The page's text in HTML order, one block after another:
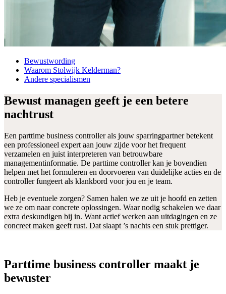
Bewustwording
Waarom Stolwijk Kelderman?
Andere specialismen
Bewust managen geeft je een betere
nachtrust
Een parttime business controller als jouw sparringpartner betekent
een professioneel expert aan jouw zijde voor het frequent
verzamelen en juist interpreteren van betrouwbare
managementinformatie. De parttime controller kan je bovendien
helpen met het formuleren en doorvoeren van duidelijke acties en de
controller fungeert als klankbord voor jou en je team.
Heb je eventuele zorgen? Samen halen we ze uit je hoofd en zetten
we ze om naar concrete oplossingen. Waar nodig schakelen we daar
extra deskundigen bij in. Want actief werken aan uitdagingen en ze
concreet maken geeft rust. Dat slaapt ’s nachts een stuk prettiger.
Parttime business controller maakt je
bewuster